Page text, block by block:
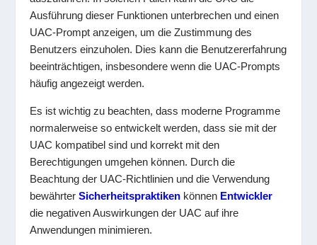
Ausführung dieser Funktionen unterbrechen und einen
UAC-Prompt anzeigen, um die Zustimmung des
Benutzers einzuholen. Dies kann die Benutzererfahrung
beeinträchtigen, insbesondere wenn die UAC-Prompts
häufig angezeigt werden.
Es ist wichtig zu beachten, dass moderne Programme
normalerweise so entwickelt werden, dass sie mit der
UAC kompatibel sind und korrekt mit den
Berechtigungen umgehen können. Durch die
Beachtung der UAC-Richtlinien und die Verwendung
bewährterSicherheitspraktiken können Entwickler
die negativen Auswirkungen der UAC auf ihre
Anwendungen minimieren.